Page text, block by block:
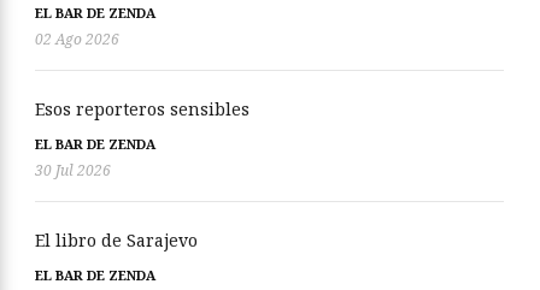
EL BAR DE ZENDA
02 Ago 2026
Esos reporteros sensibles
EL BAR DE ZENDA
30 Jul 2026
El libro de Sarajevo
EL BAR DE ZENDA